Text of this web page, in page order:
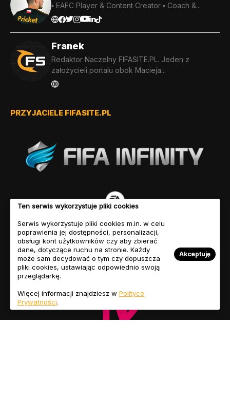
▪️ EAFC Player & Content Creator ▪️ Coach &...
Franek
Redaktor Naczelny FIFASITE.PL. Jeden z
założycieli portalu obok Macieja...
PRZYJACIELE FIFASITE.PL
Ten serwis wykorzystuje pliki cookies
Serwis wykorzystuje pliki cookies m.in. w celu
poprawienia jej dostępności, personalizacji,
obsługi kont użytkowników czy aby zbierać
dane, dotyczące ruchu na stronie. Każdy
może sam decydować o tym czy dopuszcza
pliki cookies, ustawiając odpowiednio swoją
przeglądarkę.
Więcej informacji znajdziesz w Polityce
Prywatności.
Akceptuję